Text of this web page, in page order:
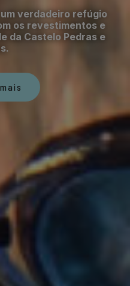
verdadeiro refúgio
os revestimentos e
da Castelo Pedras e